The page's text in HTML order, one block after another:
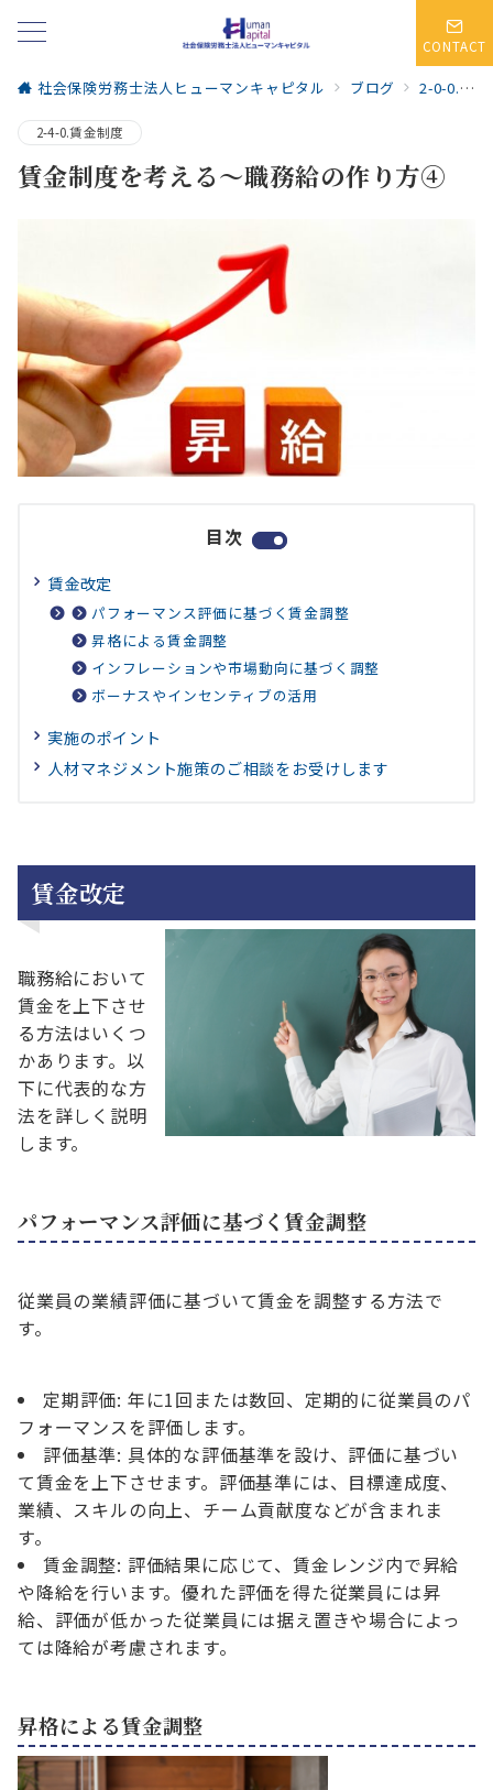
CONTACT
社会保険労務士法人ヒューマンキャピタル ブログ 2-0-0.人事・賃金制度
2-4-0.賃金制度
賃金制度を考える～職務給の作り方④
目次
賃金改定
パフォーマンス評価に基づく賃金調整
昇格による賃金調整
インフレーションや市場動向に基づく調整
ボーナスやインセンティブの活用
実施のポイント
人材マネジメント施策のご相談をお受けします
賃金改定
職務給において
賃金を上下させ
る方法はいくつ
かあります。以
下に代表的な方
法を詳しく説明
します。
パフォーマンス評価に基づく賃金調整
従業員の業績評価に基づいて賃金を調整する方法で
す。
定期評価: 年に1回または数回、定期的に従業員のパ
フォーマンスを評価します。
評価基準: 具体的な評価基準を設け、評価に基づい
て賃金を上下させます。評価基準には、目標達成度、
業績、スキルの向上、チーム貢献度などが含まれま
す。
賃金調整: 評価結果に応じて、賃金レンジ内で昇給
や降給を行います。優れた評価を得た従業員には昇
給、評価が低かった従業員には据え置きや場合によっ
ては降給が考慮されます。
昇格による賃金調整